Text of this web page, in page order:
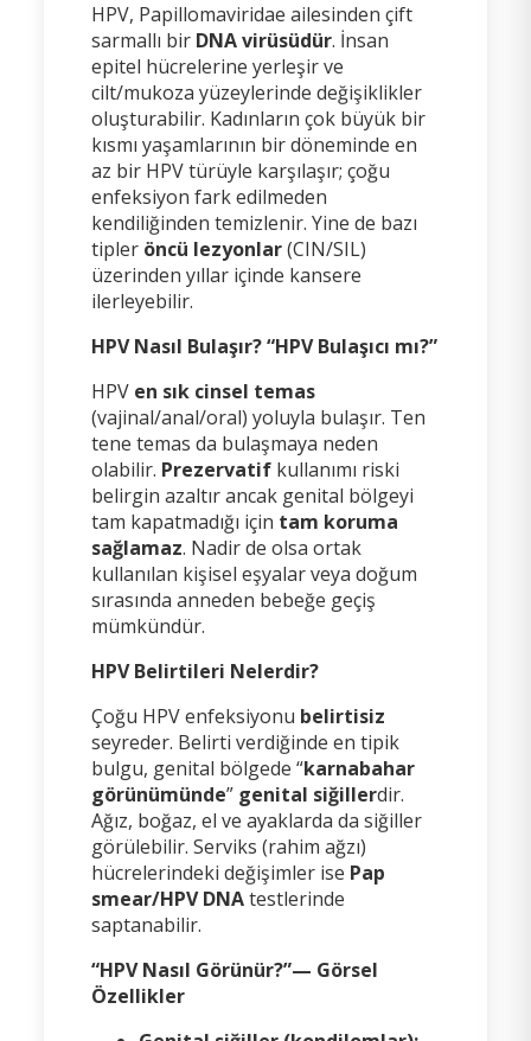
HPV, Papillomaviridae ailesinden çift
sarmallı bir DNA virüsüdür. İnsan
epitel hücrelerine yerleşir ve
cilt/mukoza yüzeylerinde değişiklikler
oluşturabilir. Kadınların çok büyük bir
kısmı yaşamlarının bir döneminde en
az bir HPV türüyle karşılaşır; çoğu
enfeksiyon fark edilmeden
kendiliğinden temizlenir. Yine de bazı
tipler öncü lezyonlar(CIN/SIL)
üzerinden yıllar içinde kansere
ilerleyebilir.
HPV Nasıl Bulaşır? “HPV Bulaşıcı mı?”
HPV en sık cinsel temas
(vajinal/anal/oral) yoluyla bulaşır. Ten
tene temas da bulaşmaya neden
olabilir. Prezervatifkullanımı riski
belirgin azaltır ancak genital bölgeyi
tam kapatmadığı için tam koruma
sağlamaz. Nadir de olsa ortak
kullanılan kişisel eşyalar veya doğum
sırasında anneden bebeğe geçiş
mümkündür.
HPV Belirtileri Nelerdir?
Çoğu HPV enfeksiyonu belirtisiz
seyreder. Belirti verdiğinde en tipik
bulgu, genital bölgede “karnabahar
görünümünde” genital siğillerdir.
Ağız, boğaz, el ve ayaklarda da siğiller
görülebilir. Serviks (rahim ağzı)
hücrelerindeki değişimler ise Pap
smear/HPV DNAtestlerinde
saptanabilir.
“HPV Nasıl Görünür?”— Görsel
Özellikler